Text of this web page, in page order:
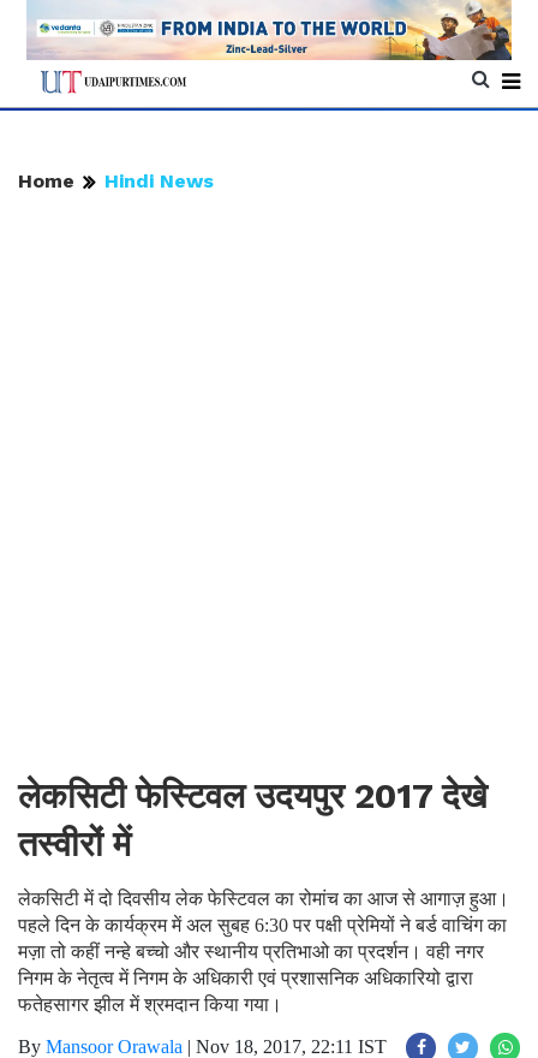
Home Hindi News
लेकसिटी फेस्टिवल उदयपुर 2017 देखे
तस्वीरों में
लेकसिटी में दो दिवसीय लेक फेस्टिवल का रोमांच का आज से आगाज़ हुआ।
पहले दिन के कार्यक्रम में अल सुबह 6:30 पर पक्षी प्रेमियों ने बर्ड वाचिंग का
मज़ा तो कहीं नन्हे बच्चो और स्थानीय प्रतिभाओ का प्रदर्शन। वही नगर
निगम के नेतृत्व में निगम के अधिकारी एवं प्रशासनिक अधिकारियो द्वारा
फतेहसागर झील में श्रमदान किया गया।
By Mansoor Orawala | Nov 18, 2017, 22:11 IST